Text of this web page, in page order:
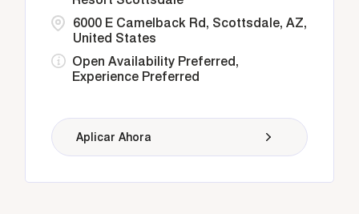
6000 E Camelback Rd, Scottsdale, AZ,
United States
Open Availability Preferred,
Experience Preferred
Aplicar Ahora